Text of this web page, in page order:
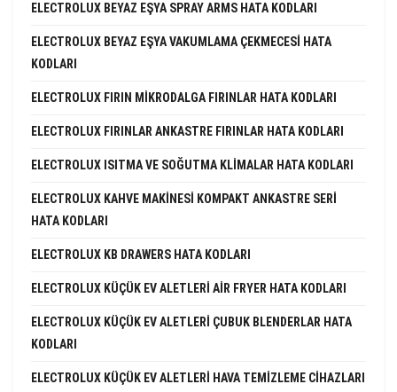
ELECTROLUX BEYAZ EŞYA SPRAY ARMS HATA KODLARI
ELECTROLUX BEYAZ EŞYA VAKUMLAMA ÇEKMECESI HATA
KODLARI
ELECTROLUX FIRIN MIKRODALGA FIRINLAR HATA KODLARI
ELECTROLUX FIRINLAR ANKASTRE FIRINLAR HATA KODLARI
ELECTROLUX ISITMA VE SOĞUTMA KLIMALAR HATA KODLARI
ELECTROLUX KAHVE MAKINESI KOMPAKT ANKASTRE SERI
HATA KODLARI
ELECTROLUX KB DRAWERS HATA KODLARI
ELECTROLUX KÜÇÜK EV ALETLERI AIR FRYER HATA KODLARI
ELECTROLUX KÜÇÜK EV ALETLERI ÇUBUK BLENDERLAR HATA
KODLARI
ELECTROLUX KÜÇÜK EV ALETLERI HAVA TEMIZLEME CIHAZLARI